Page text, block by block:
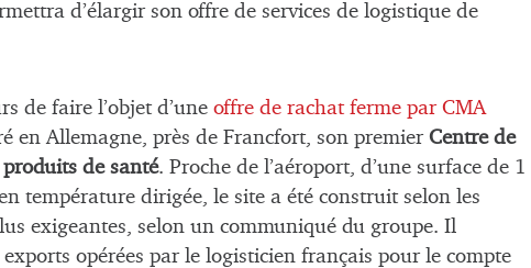
d’élargir son offre de services de logistique de
de faire l’objet d’une offre de rachat ferme par CMA
en Allemagne, près de Francfort, son premier Centre de
de santé. Proche de l’aéroport, d’une surface de 1
température dirigée, le site a été construit selon les
exigeantes, selon un communiqué du groupe. Il
opérées par le logisticien français pour le compte